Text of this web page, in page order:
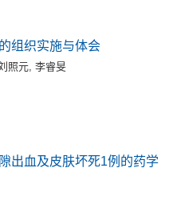
组织实施与体会
照元 李睿旻
出血及皮肤坏死1例的药学